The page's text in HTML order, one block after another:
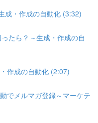
成・作成の自動化 (3:32)
たら？～生成・作成の自
作成の自動化 (2:07)
でメルマガ登録～マーケテ